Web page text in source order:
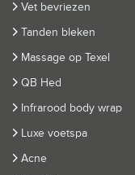
Vet bevriezen
Tanden bleken
Massage op Texel
QB Hed
Infrarood body wrap
Luxe voetspa
Acne